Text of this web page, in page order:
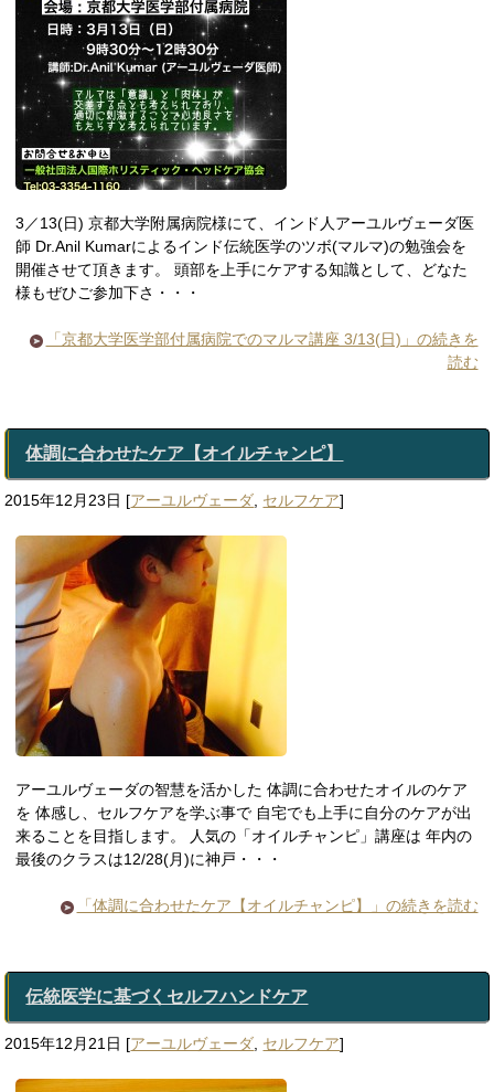
3／13(日) 京都大学附属病院様にて、インド人アーユルヴェーダ医
師 Dr.Anil Kumarによるインド伝統医学のツボ(マルマ)の勉強会を
開催させて頂きます。 頭部を上手にケアする知識として、どなた
様もぜひご参加下さ・・・
「京都大学医学部付属病院でのマルマ講座 3/13(日)」の続きを
読む
体調に合わせたケア【オイルチャンピ】
2015年12月23日 [アーユルヴェーダ セルフケア]
アーユルヴェーダの智慧を活かした 体調に合わせたオイルのケア
を 体感し、セルフケアを学ぶ事で 自宅でも上手に自分のケアが出
来ることを目指します。 人気の「オイルチャンピ」講座は 年内の
最後のクラスは12/28(月)に神戸・・・
「体調に合わせたケア【オイルチャンピ】」の続きを読む
伝統医学に基づくセルフハンドケア
2015年12月21日 [アーユルヴェーダ セルフケア]